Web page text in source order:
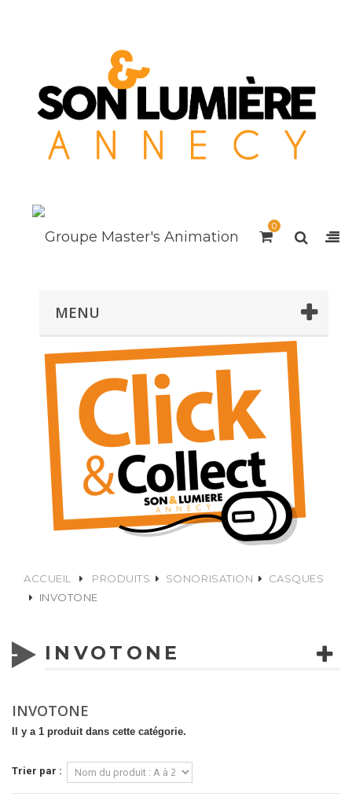
0
MENU
ACCUEIL PRODUITS SONORISATION
CASQUES
INVOTONE
INVOTONE
INVOTONE
Il y a 1 produit dans cette catégorie.
Trier par :